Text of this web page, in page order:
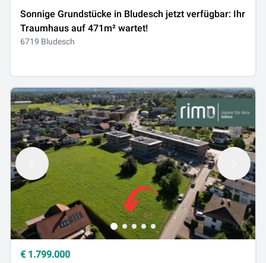
Sonnige Grundstücke in Bludesch jetzt verfügbar: Ihr
Traumhaus auf 471m² wartet!
6719 Bludesch
€ 1.799.000